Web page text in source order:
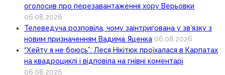
оголосив про перезавантаження хору Верьовки
06.08.2026
Телеведуча розповіла, чому заінтригована у зв’язку з
новим призначенням Вадима Яценка 06.08.2026
“Хейту я не боюсь”: Леся Нікітюк проїхалася в Карпатах
на квадроциклі і відповіла на гнівні коментарі
06.08.2026